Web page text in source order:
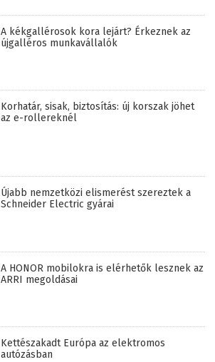
A kékgallérosok kora lejárt? Érkeznek az
újgalléros munkavállalók
Korhatár, sisak, biztosítás: új korszak jöhet
az e-rollereknél
Újabb nemzetközi elismerést szereztek a
Schneider Electric gyárai
A HONOR mobilokra is elérhetők lesznek az
ARRI megoldásai
Kettészakadt Európa az elektromos
autózásban